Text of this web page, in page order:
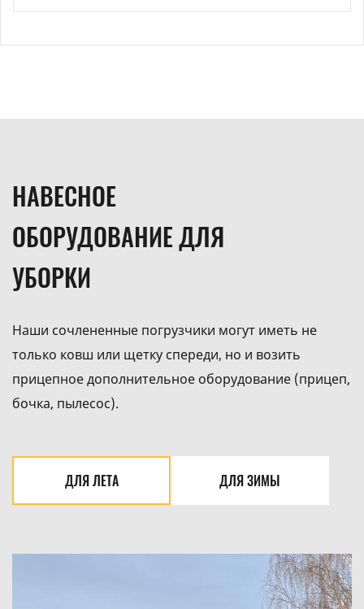
НАВЕСНОЕ
ОБОРУДОВАНИЕ ДЛЯ
УБОРКИ
Наши сочлененные погрузчики могут иметь не
только ковш или щетку спереди, но и возить
прицепное дополнительное оборудование (прицеп,
бочка, пылесос).
ДЛЯ ЛЕТА ДЛЯ ЗИМЫ